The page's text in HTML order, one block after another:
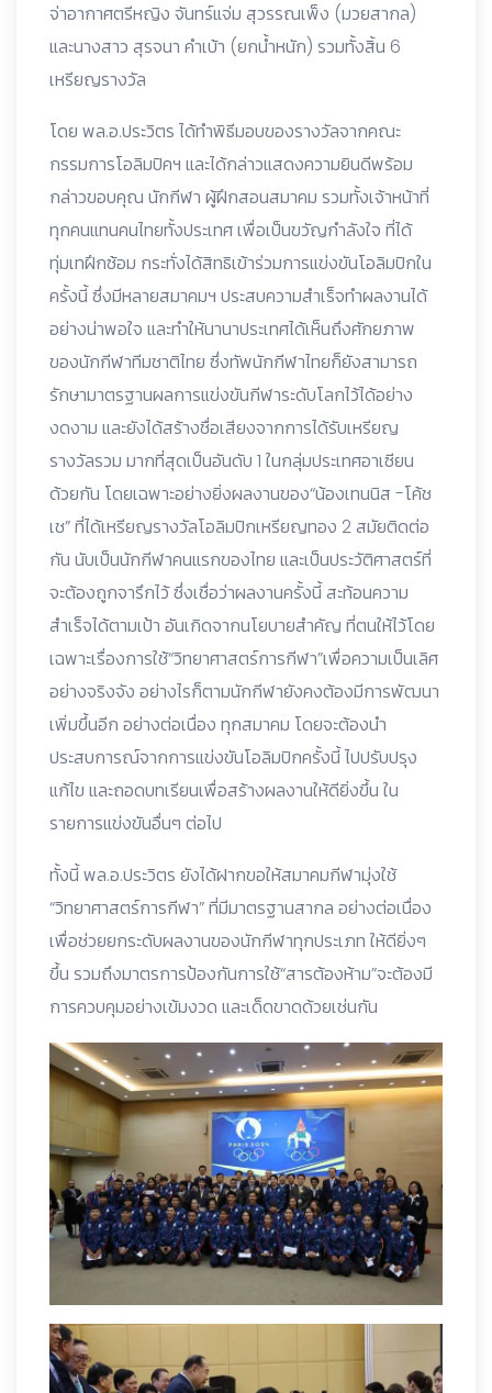
จ่าอากาศตรีหญิง จันทร์แจ่ม สุวรรณเพ็ง (มวยสากล)
และนางสาว สุรจนา คำเบ้า (ยกน้ำหนัก) รวมทั้งสิ้น 6
เหรียญรางวัล
โดย พล.อ.ประวิตร ได้ทำพิธีมอบของรางวัลจากคณะ
กรรมการโอลิมปิคฯ และได้กล่าวแสดงความยินดีพร้อม
กล่าวขอบคุณ นักกีฬา ผู้ฝึกสอนสมาคม รวมทั้งเจ้าหน้าที่
ทุกคนแทนคนไทยทั้งประเทศ เพื่อเป็นขวัญกำลังใจ ที่ได้
ทุ่มเทฝึกซ้อม กระทั่งได้สิทธิเข้าร่วมการแข่งขันโอลิมปิกใน
ครั้งนี้ ซึ่งมีหลายสมาคมฯ ประสบความสำเร็จทำผลงานได้
อย่างน่าพอใจ และทำให้นานาประเทศได้เห็นถึงศักยภาพ
ของนักกีฬาทีมชาติไทย ซึ่งทัพนักกีฬาไทยก็ยังสามารถ
รักษามาตรฐานผลการแข่งขันกีฬาระดับโลกไว้ได้อย่าง
งดงาม และยังได้สร้างชื่อเสียงจากการได้รับเหรียญ
รางวัลรวม มากที่สุดเป็นอันดับ 1 ในกลุ่มประเทศอาเซียน
ด้วยกัน โดยเฉพาะอย่างยิ่งผลงานของ“น้องเทนนิส -โค้ช
เช” ที่ได้เหรียญรางวัลโอลิมปิกเหรียญทอง 2 สมัยติดต่อ
กัน นับเป็นนักกีฬาคนแรกของไทย และเป็นประวัติศาสตร์ที่
จะต้องถูกจารึกไว้ ซึ่งเชื่อว่าผลงานครั้งนี้ สะท้อนความ
สำเร็จได้ตามเป้า อันเกิดจากนโยบายสำคัญ ที่ตนให้ไว้โดย
เฉพาะเรื่องการใช้“วิทยาศาสตร์การกีฬา”เพื่อความเป็นเลิศ
อย่างจริงจัง อย่างไรก็ตามนักกีฬายังคงต้องมีการพัฒนา
เพิ่มขึ้นอีก อย่างต่อเนื่อง ทุกสมาคม โดยจะต้องนำ
ประสบการณ์จากการแข่งขันโอลิมปิกครั้งนี้ ไปปรับปรุง
แก้ไข และถอดบทเรียนเพื่อสร้างผลงานให้ดียิ่งขึ้น ใน
รายการแข่งขันอื่นๆ ต่อไป
ทั้งนี้ พล.อ.ประวิตร ยังได้ฝากขอให้สมาคมกีฬามุ่งใช้
“วิทยาศาสตร์การกีฬา” ที่มีมาตรฐานสากล อย่างต่อเนื่อง
เพื่อช่วยยกระดับผลงานของนักกีฬาทุกประเภท ให้ดียิ่งๆ
ขึ้น รวมถึงมาตรการป้องกันการใช้“สารต้องห้าม”จะต้องมี
การควบคุมอย่างเข้มงวด และเด็ดขาดด้วยเช่นกัน